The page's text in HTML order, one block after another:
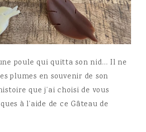
poule qui quitta son nid… Il ne
plumes en souvenir de son
que j’ai choisi de vous
à l’aide de ce Gâteau de